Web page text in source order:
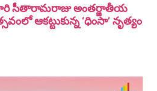
సీతారామ‌రాజు అంత‌ర్జాతీయ
ఆకట్టుకున్న ‘ధింసా’ నృత్యం